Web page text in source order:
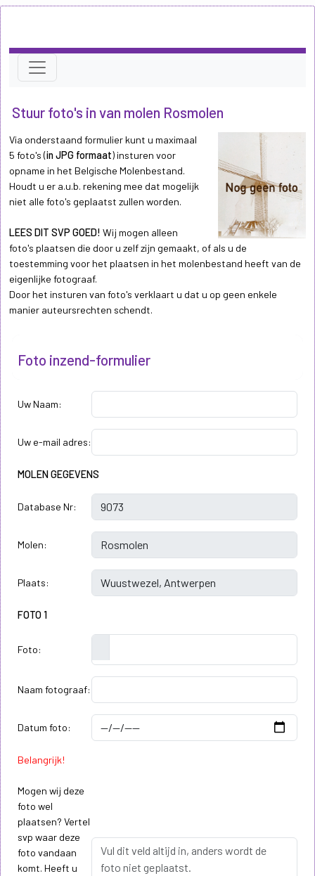
Stuur foto's in van molen Rosmolen
Via onderstaand formulier kunt u maximaal
5 foto's (in JPG formaat) insturen voor
opname in het Belgische Molenbestand.
Houdt u er a.u.b. rekening mee dat mogelijk
niet alle foto's geplaatst zullen worden.
LEES DIT SVP GOED! Wij mogen alleen
foto's plaatsen die door u zelf zijn gemaakt, of als u de
toestemming voor het plaatsen in het molenbestand heeft van de
eigenlijke fotograaf.
Door het insturen van foto's verklaart u dat u op geen enkele
manier auteursrechten schendt.
Foto inzend-formulier
Uw Naam:
Uw e-mail adres:
MOLEN GEGEVENS
Database Nr:
Molen:
Plaats:
FOTO 1
Foto:
Naam fotograaf:
Datum foto:
Belangrijk!
Mogen wij deze
foto wel
plaatsen? Vertel
svp waar deze
foto vandaan
komt. Heeft u